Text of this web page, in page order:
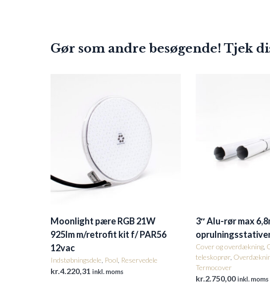
Gør som andre besøgende! Tjek
Moonlight pære RGB 21W
925lm m/retrofit kit f/ PAR56
12vac
Indstøbningsdele Pool Reservedele
kr.4.220,31 inkl. moms
3″ Alu-rør max
Cover og overdækning
teleskoprør
Termocover
kr.2.750,00inkl. moms